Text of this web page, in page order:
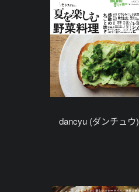
dancyu (ダンチュウ)